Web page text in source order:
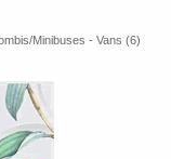
Minibuses - Vans (6)